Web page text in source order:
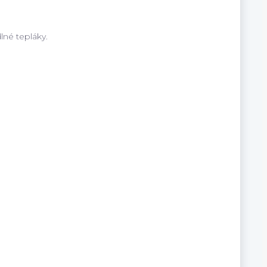
tepláky.